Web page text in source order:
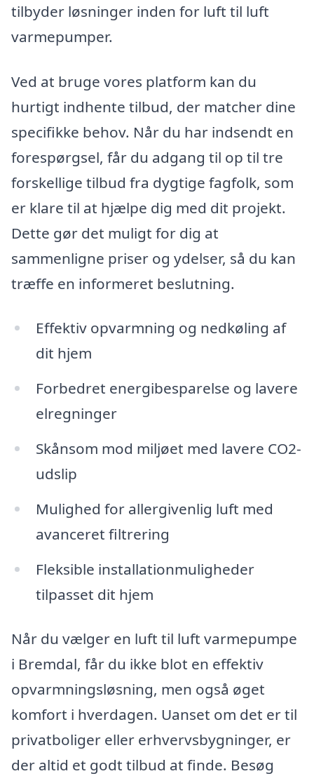
tilbyder løsninger inden for luft til luft
varmepumper.
Ved at bruge vores platform kan du
hurtigt indhente tilbud, der matcher dine
specifikke behov. Når du har indsendt en
forespørgsel, får du adgang til op til tre
forskellige tilbud fra dygtige fagfolk, som
er klare til at hjælpe dig med dit projekt.
Dette gør det muligt for dig at
sammenligne priser og ydelser, så du kan
træffe en informeret beslutning.
Effektiv opvarmning og nedkøling af
dit hjem
Forbedret energibesparelse og lavere
elregninger
Skånsom mod miljøet med lavere CO2-
udslip
Mulighed for allergivenlig luft med
avanceret filtrering
Fleksible installationmuligheder
tilpasset dit hjem
Når du vælger en luft til luft varmepumpe
i Bremdal, får du ikke blot en effektiv
opvarmningsløsning, men også øget
komfort i hverdagen. Uanset om det er til
privatboliger eller erhvervsbygninger, er
der altid et godt tilbud at finde. Besøg